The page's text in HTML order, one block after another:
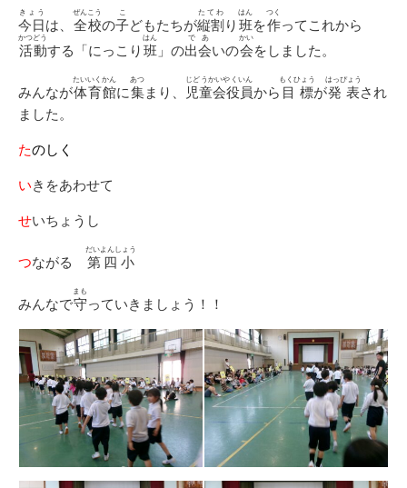
リ
ー
今日
きょう
は、 全校
ぜんこう
の子
こ
どもたちが縦割
たてわ
り 班
はん
を作
つく
ってこれから
活動
かつどう
する「にっこり 班
はん
」の出会
であ
いの会
かい
をしました。
みんなが体育館
たいいくかん
に集
あつ
まり、 児童会役員
じどうかいやくいん
から 目標
もくひょう
が発表
はっぴょう
され
ました。
たのしく
いきをあわせて
せいちょうし
つながる 第四小
だいよんしょう
みんなで守
まも
っていきましょう！！